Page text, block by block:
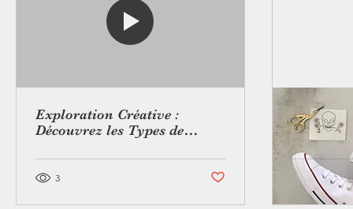
Exploration Créative :
Découvrez les Types de
vos Tote-Bags et T-shirts
3 Vous n'aimez plus ce post
Qu'est-
16